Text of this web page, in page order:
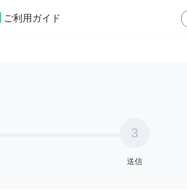
ご利用ガイド
料理
3
送信